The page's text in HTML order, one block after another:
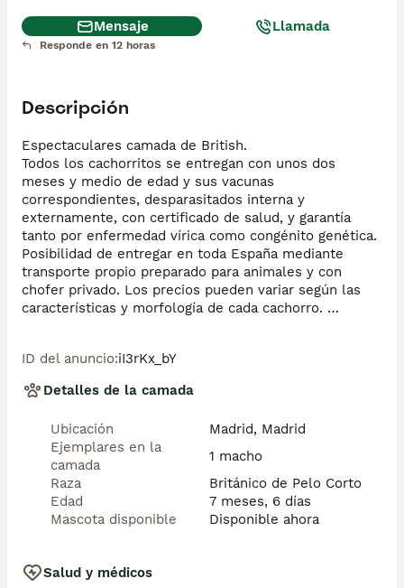
Mensaje Llamada
Responde en 12 horas
Descripción
Espectaculares camada de British.
Todos los cachorritos se entregan con unos dos
meses y medio de edad y sus vacunas
correspondientes, desparasitados interna y
externamente, con certificado de salud, y garantía
tanto por enfermedad vírica como congénito genética.
Posibilidad de entregar en toda España mediante
transporte propio preparado para animales y con
chofer privado. Los precios pueden variar según las
características y morfología de cada cachorro.
Whats app: 641 92 23 90
ID del anuncio:iI3rKx_bY
Detalles de la camada
Ubicación
Madrid, Madrid
Ejemplares en la
camada
1 macho
Raza
Británico de Pelo Corto
Edad
7 meses, 6 días
Mascota disponible
Disponible ahora
Salud y médicos